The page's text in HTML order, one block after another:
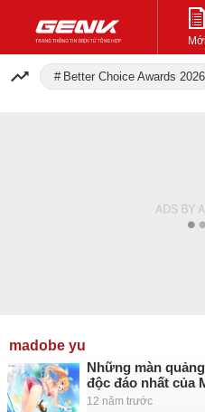
Mới
Better Choice Awards 2026
madobe yu
Những màn
độc đáo nhất của
12 năm trước